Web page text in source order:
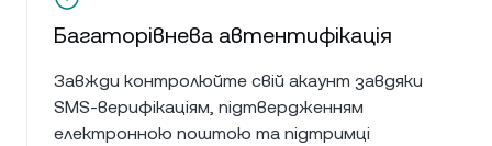
Багаторівнева автентифікація
Завжди контролюйте свій акаунт завдяки
SMS-верифікаціям, підтвердженням
електронною поштою та підтримці